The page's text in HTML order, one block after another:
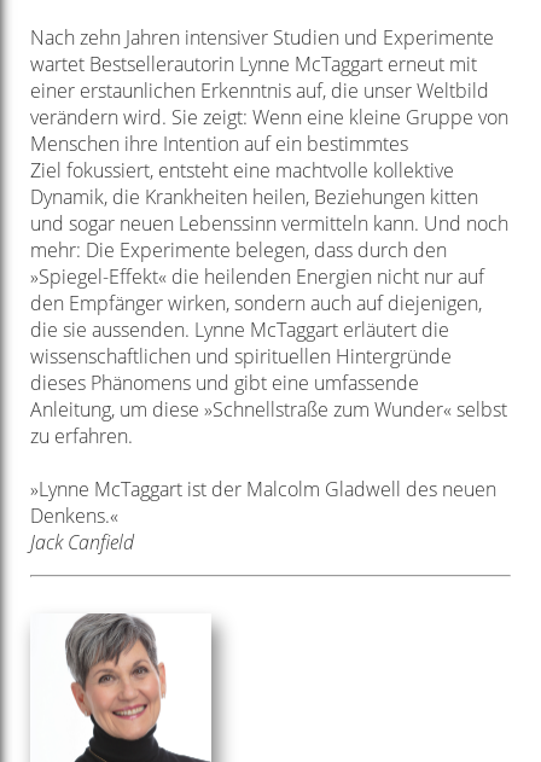
Nach zehn Jahren intensiver Studien und Experimente
wartet Bestsellerautorin Lynne McTaggart erneut mit
einer erstaunlichen Erkenntnis auf, die unser Weltbild
verändern wird. Sie zeigt: Wenn eine kleine Gruppe von
Menschen ihre Intention auf ein bestimmtes
Ziel fokussiert, entsteht eine machtvolle kollektive
Dynamik, die Krankheiten heilen, Beziehungen kitten
und sogar neuen Lebenssinn vermitteln kann. Und noch
mehr: Die Experimente belegen, dass durch den
»Spiegel-Effekt« die heilenden Energien nicht nur auf
den Empfänger wirken,sondern auch auf diejenigen,
die sie aussenden. Lynne McTaggart erläutert die
wissenschaftlichen und spirituellen Hintergründe
dieses Phänomens und gibt eine umfassende
Anleitung, um diese »Schnellstraße zum Wunder« selbst
zu erfahren.
»Lynne McTaggart ist der Malcolm Gladwell des neuen
Denkens.«
Jack Canfield